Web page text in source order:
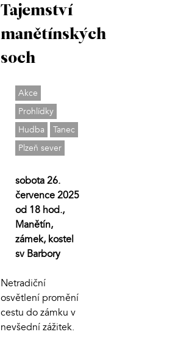
Tajemství
manětínských
soch
Akce
Prohlídky
Hudba
Tanec
Plzeň sever
sobota 26.
července 2025
od 18 hod.,
Manětín,
zámek, kostel
sv Barbory
Netradiční
osvětlení promění
cestu do zámku v
nevšední zážitek.